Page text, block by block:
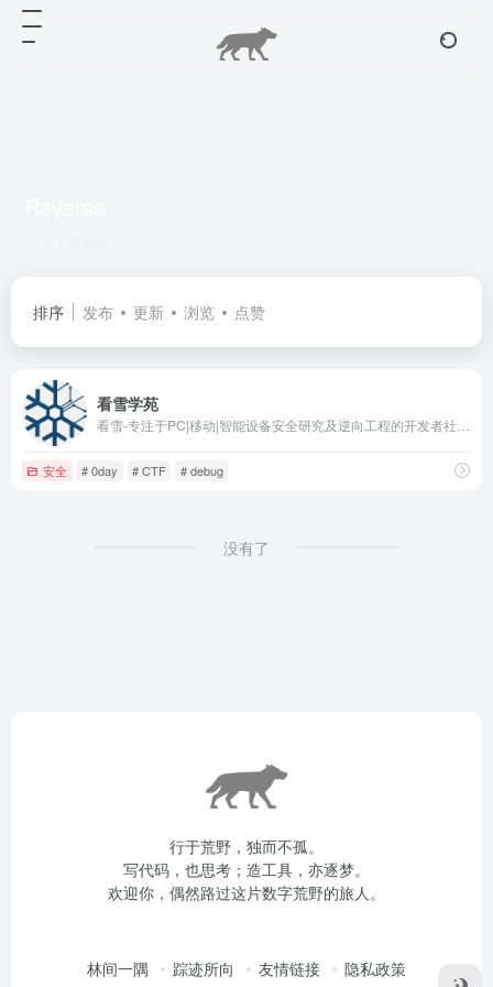
排序 发布 更新 浏览 点赞
看雪学苑
安全 # 0day # CTF # debug
没有了
行于荒野，独而不孤。
写代码，也思考；造工具，亦逐梦。
欢迎你，偶然路过这片数字荒野的旅人。
林间一隅 踪迹所向 友情链接 隐私政策